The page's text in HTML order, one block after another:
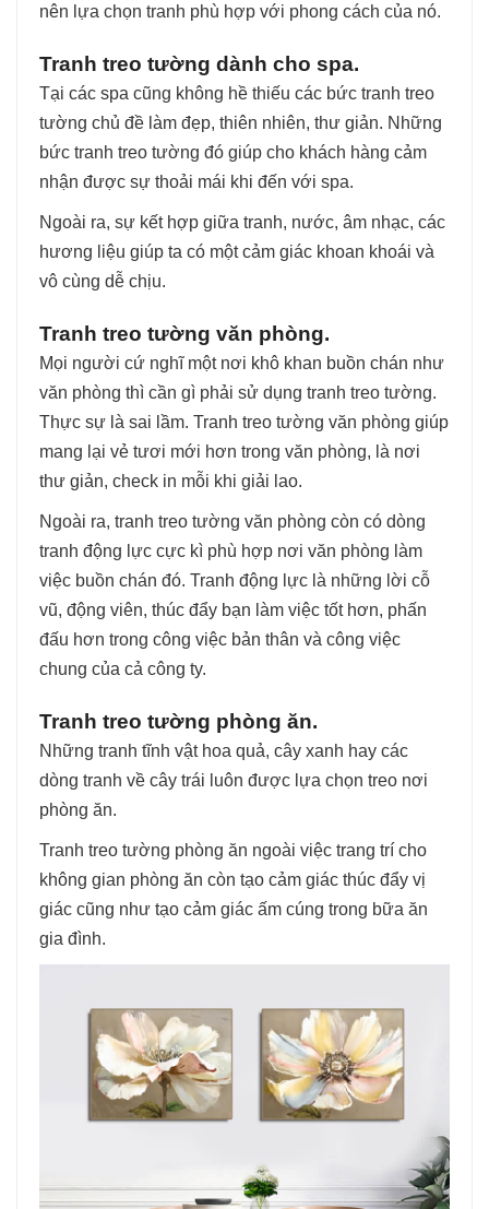
nên lựa chọn tranh phù hợp với phong cách của nó.
Tranh treo tường dành cho spa.
Tại các spa cũng không hề thiếu các bức tranh treo
tường chủ đề làm đẹp, thiên nhiên, thư giản. Những
bức tranh treo tường đó giúp cho khách hàng cảm
nhận được sự thoải mái khi đến với spa.
Ngoài ra, sự kết hợp giữa tranh, nước, âm nhạc, các
hương liệu giúp ta có một cảm giác khoan khoái và
vô cùng dễ chịu.
Tranh treo tường văn phòng.
Mọi người cứ nghĩ một nơi khô khan buồn chán như
văn phòng thì cần gì phải sử dụng tranh treo tường.
Thực sự là sai lầm. Tranh treo tường văn phòng giúp
mang lại vẻ tươi mới hơn trong văn phòng, là nơi
thư giản, check in mỗi khi giải lao.
Ngoài ra, tranh treo tường văn phòng còn có dòng
tranh động lực cực kì phù hợp nơi văn phòng làm
việc buồn chán đó. Tranh động lực là những lời cỗ
vũ, động viên, thúc đẩy bạn làm việc tốt hơn, phấn
đấu hơn trong công việc bản thân và công việc
chung của cả công ty.
Tranh treo tường phòng ăn.
Những tranh tĩnh vật hoa quả, cây xanh hay các
dòng tranh về cây trái luôn được lựa chọn treo nơi
phòng ăn.
Tranh treo tường phòng ăn ngoài việc trang trí cho
không gian phòng ăn còn tạo cảm giác thúc đẩy vị
giác cũng như tạo cảm giác ấm cúng trong bữa ăn
gia đình.